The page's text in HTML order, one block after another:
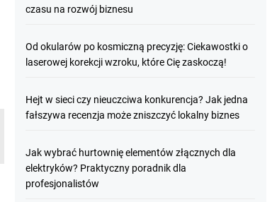
czasu na rozwój biznesu
Od okularów po kosmiczną precyzję: Ciekawostki o
laserowej korekcji wzroku, które Cię zaskoczą!
Hejt w sieci czy nieuczciwa konkurencja? Jak jedna
fałszywa recenzja może zniszczyć lokalny biznes
Jak wybrać hurtownię elementów złącznych dla
elektryków? Praktyczny poradnik dla
profesjonalistów